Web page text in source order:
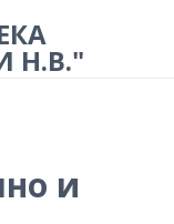
Н.В."
и